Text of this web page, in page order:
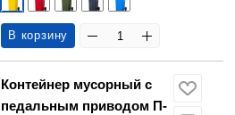
В корзину
Контейнер мусорный с
педальным приводом П-